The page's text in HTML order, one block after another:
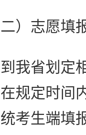
志愿填
省划定相
规定时间
考生端填